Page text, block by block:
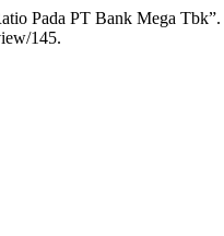
Pada PT Bank Mega Tbk”.
145.